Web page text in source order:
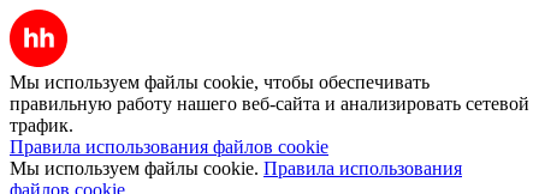
Мы используем файлы cookie, чтобы обеспечивать
правильную работу нашего веб-сайта и анализировать сетевой
трафик.
Правила использования файлов cookie
Мы используем файлы cookie. Правила использования
файлов cookie